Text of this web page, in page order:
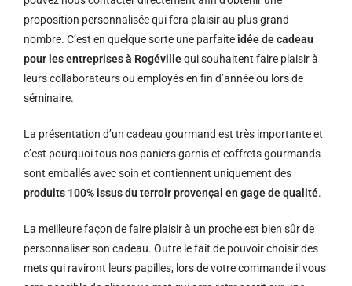
proposition personnalisée qui fera plaisir au plus grand
nombre. C’est en quelque sorte une parfaite idée de cadeau
pour les entreprises à Rogévillequi souhaitent faire plaisir à
leurs collaborateurs ou employés en fin d’année ou lors de
séminaire.
La présentation d’un cadeau gourmand est très importante et
c’est pourquoi tous nos paniers garnis et coffrets gourmands
sont emballés avec soin et contiennent uniquement des
produits 100% issus du terroir provençal en gage de qualité.
La meilleure façon de faire plaisir à un proche est bien sûr de
personnaliser son cadeau. Outre le fait de pouvoir choisir des
mets qui raviront leurs papilles, lors de votre commande il vous